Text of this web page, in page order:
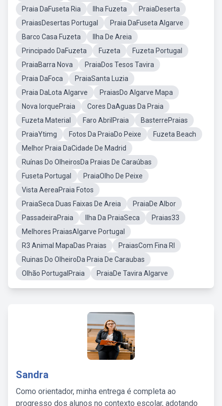
Praia DaFuseta Ria Ilha Fuzeta
PraiaDeserta
PraiasDesertas Portugal
Praia DaFuseta Algarve
Barco Casa Fuzeta
Ilha De Areia
Principado DaFuzeta
Fuzeta
Fuzeta Portugal
PraiaBarra Nova
PraiaDos Tesos Tavira
Praia DaFoca
PraiaSanta Luzia
Praia DaLota Algarve
PraiasDo Algarve Mapa
Nova IorquePraia
Cores DaAguas Da Praia
Fuzeta Material
Faro AbrilPraia
BasterrePraias
PraiaYtimg
Fotos Da PraiaDo Peixe
Fuzeta Beach
Melhor Praia DaCidade De Madrid
Ruínas Do OlheirosDa Praias De Caraúbas
Fuseta Portugal
PraiaOlho De Peixe
Vista AereaPraia Fotos
PraiaSeca Duas Faixas De Areia
PraiaDe Albor
PassadeiraPraia
Ilha Da PraiaSeca
Praias33
Melhores PraiasAlgarve Portugal
R3 Animal MapaDas Praias
PraiasCom Fina RI
Ruinas Do OlheiroDa Praia De Caraubas
Olhão PortugalPraia
PraiaDe Tavira Algarve
Sandra
Como orientador, minha entrega é completa ao
progresso dos alunos no contexto escolar, adotando